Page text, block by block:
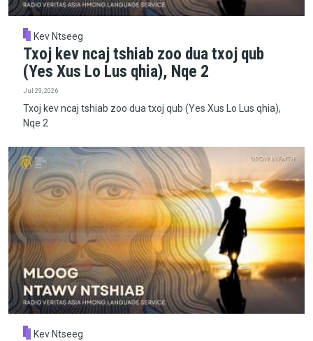
Kev Ntseeg
Txoj kev ncaj tshiab zoo dua txoj qub
(Yes Xus Lo Lus qhia), Nqe 2
Jul 29, 2026
Txoj kev ncaj tshiab zoo dua txoj qub (Yes Xus Lo Lus qhia),
Nqe 2
Kev Ntseeg